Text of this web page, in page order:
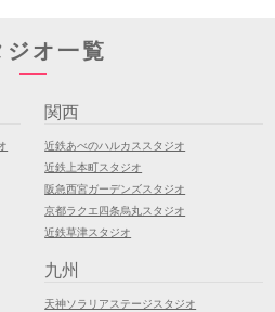
ジオ一覧
関西
近鉄あべのハルカススタジオ
近鉄上本町スタジオ
阪急西宮ガーデンズスタジオ
京都ラクエ四条烏丸スタジオ
近鉄草津スタジオ
九州
天神ソラリアステージスタジオ